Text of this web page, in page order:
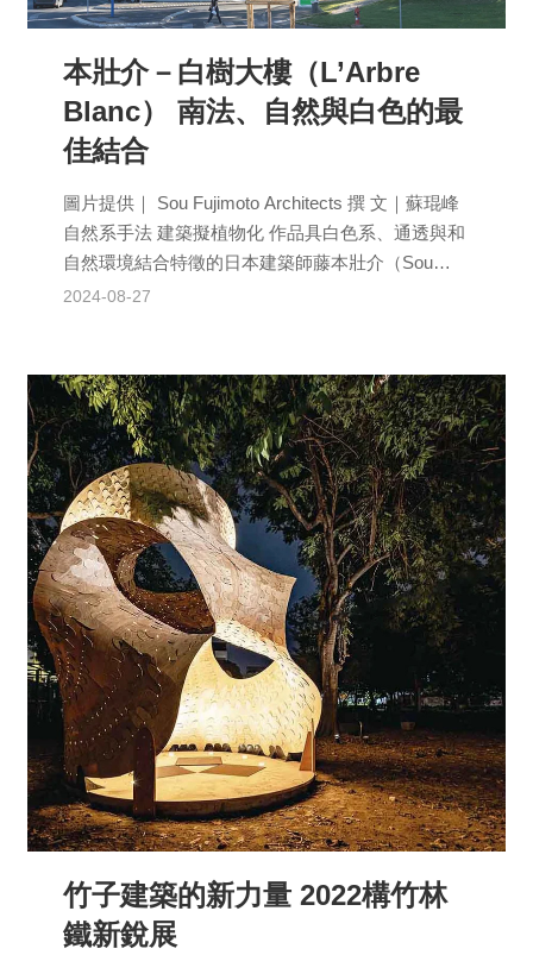
本壯介－白樹大樓（L’Arbre
Blanc） 南法、自然與白色的最
佳結合
圖片提供｜ Sou Fujimoto Architects 撰 文｜蘇琨峰
自然系手法 建築擬植物化 作品具白色系、通透與和
自然環境結合特徵的日本建築師藤本壯介（Sou
Fujim...
2024-08-27
竹子建築的新力量 2022構竹林
鐵新銳展